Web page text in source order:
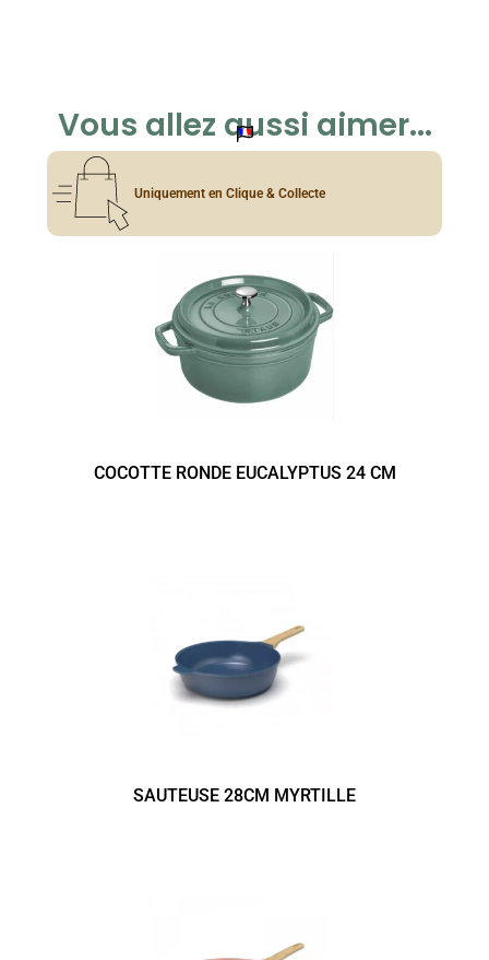
Vous allez aussi aimer...
Uniquement en Clique & Collecte
COCOTTE RONDE EUCALYPTUS 24 CM
SAUTEUSE 28CM MYRTILLE